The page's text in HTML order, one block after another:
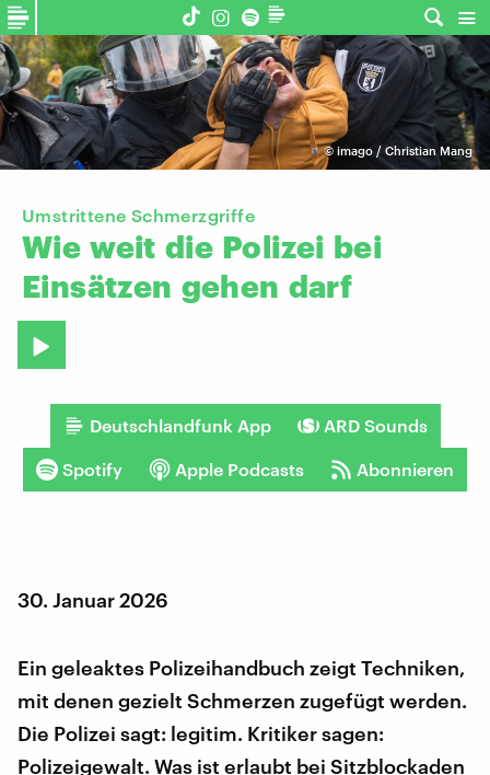
© imago / Christian Mang
Umstrittene Schmerzgriffe
Wie weit die Polizei bei
Einsätzen gehen darf
Deutschlandfunk App ARD Sounds
Spotify Apple Podcasts Abonnieren
30. Januar 2026
Ein geleaktes Polizeihandbuch zeigt Techniken,
mit denen gezielt Schmerzen zugefügt werden.
Die Polizei sagt: legitim. Kritiker sagen:
Polizeigewalt. Was ist erlaubt bei Sitzblockaden